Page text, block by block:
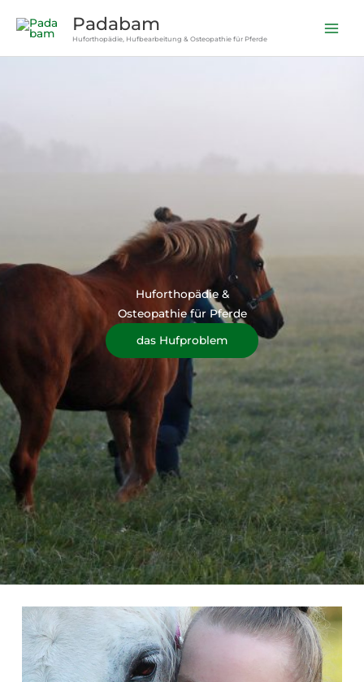
Inhalt
Padabam
Huforthopädie, Hufbearbeitung & Osteopathie für Pferde
Huforthopädie &
Osteopathie für Pferde
das Hufproblem